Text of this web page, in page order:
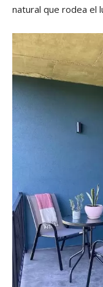
natural que rodea el